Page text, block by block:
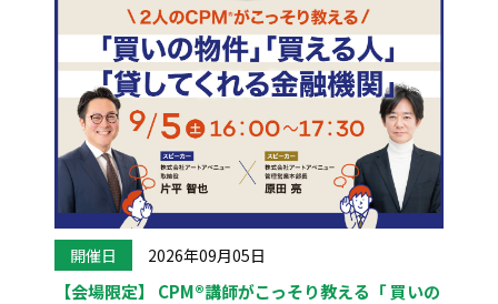
開催日 2026年09月05日
【会場限定】 CPM®講師がこっそり教える「 買いの